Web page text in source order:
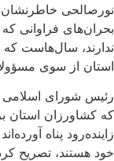
نورصالحی خاطرنشان
بحران‌های فراوانی
ندارند، سال‌هاست
استان از سوی
رئیس شورای اسلامی
که کشاورزان استان
زاینده‌رود پناه
خود هستند، تصریح